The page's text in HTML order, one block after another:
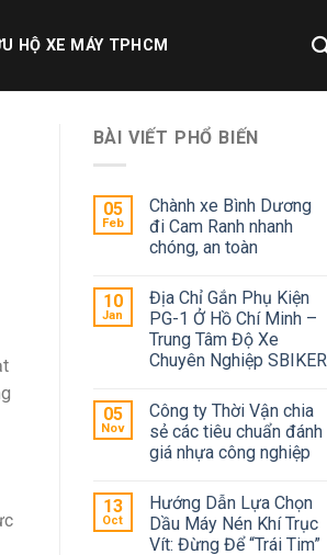
HỘ XE MÁY TPHCM
BÀI VIẾT PHỔ BIẾN
05
Feb
Chành xe Bình Dương
đi Cam Ranh nhanh
chóng, an toàn
10
Jan
Địa Chỉ Gắn Phụ Kiện
PG-1 Ở Hồ Chí Minh –
Trung Tâm Độ Xe
Chuyên Nghiệp SBIKER
05
Nov
Công ty Thời Vận chia
sẻ các tiêu chuẩn đánh
giá nhựa công nghiệp
13
Oct
Hướng Dẫn Lựa Chọn
Dầu Máy Nén Khí Trục
Vít: Đừng Để “Trái Tim”